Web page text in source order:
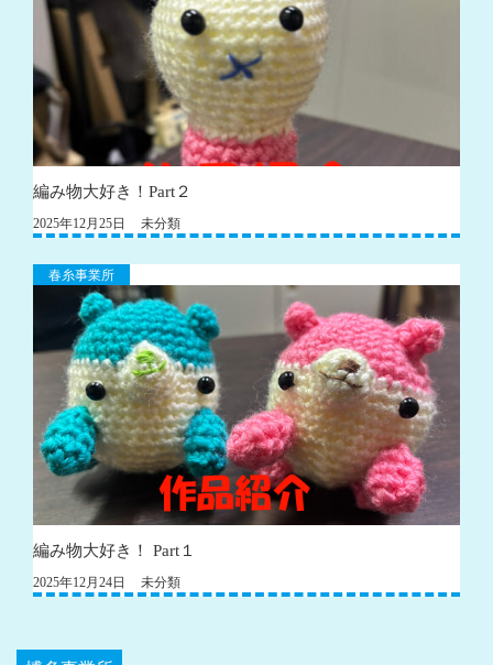
編み物大好き！Part２
2025年12月25日 未分類
春糸事業所
編み物大好き！ Part１
2025年12月24日 未分類